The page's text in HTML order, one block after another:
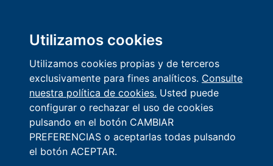
Utilizamos cookies
Utilizamos cookies propias y de terceros
exclusivamente para fines analíticos. Consulte
nuestra política de cookies. Usted puede
configurar o rechazar el uso de cookies
pulsando en el botón CAMBIAR
PREFERENCIAS o aceptarlas todas pulsando
el botón ACEPTAR.